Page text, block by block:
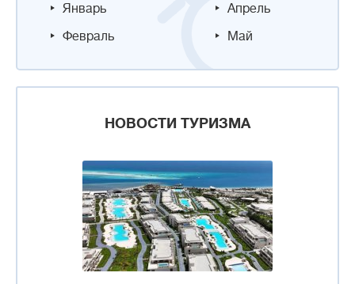
Январь
Февраль
Апрель
Май
НОВОСТИ ТУРИЗМА